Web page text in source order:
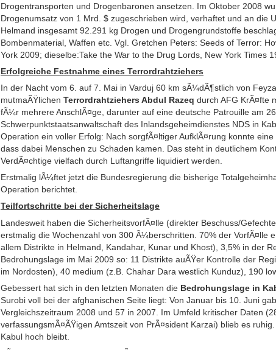
Drogentransporten und Drogenbaronen ansetzen. Im Oktober 2008
Drogenumsatz von 1 Mrd. $ zugeschrieben wird, verhaftet und an die
Helmand insgesamt 92.291 kg Drogen und Drogengrundstoffe
Bombenmaterial, Waffen etc. Vgl. Gretchen Peters: Seeds of Terror:
York 2009; dieselbe:Take the War to the Drug Lords, New York Times
Erfolgreiche Festnahme eines Terrordrahtziehers
In der Nacht vom 6. auf 7. Mai in Varduj 60 km sÃ¼dÃ¶stlich von
mutmaÃŸlichen Terrordrahtziehers Abdul Razeq durch AFG KrÃ¤fte
fÃ¼r mehrere AnschlÃ¤ge, darunter auf eine deutsche Patrouille am
Schwerpunktstaatsanwaltschaft des Inlandsgeheimdienstes NDS in
Operation ein voller Erfolg: Nach sorgfÃ¤ltiger AufklÃ¤rung konnte
dass dabei Menschen zu Schaden kamen. Das steht in deutlichem
VerdÃ¤chtige vielfach durch Luftangriffe liquidiert werden.
Erstmalig lÃ¼ftet jetzt die Bundesregierung die bisherige
Operation berichtet.
Teilfortschritte bei der Sicherheitslage
Landesweit haben die SicherheitsvorfÃ¤lle (direkter Beschuss/
erstmalig die Wochenzahl von 300 Ã¼berschritten. 70% der VorfÃ¤lle
allem Distrikte in Helmand, Kandahar, Kunar und Khost), 3,5% in der
Bedrohungslage im Mai 2009 so: 11 Distrikte auÃŸer Kontrolle der
im Nordosten), 40 medium (z.B. Chahar Dara westlich Kunduz), 190
Gebessert hat sich in den letzten Monaten die Bedrohungslage in
Surobi voll bei der afghanischen Seite liegt: Von Januar bis 10. Juni
Vergleichszeitraum 2008 und 57 in 2007. Im Umfeld kritischer Daten
verfassungsmÃ¤ÃŸigen Amtszeit von PrÃ¤sident Karzai) blieb es
Kabul hoch bleibt.